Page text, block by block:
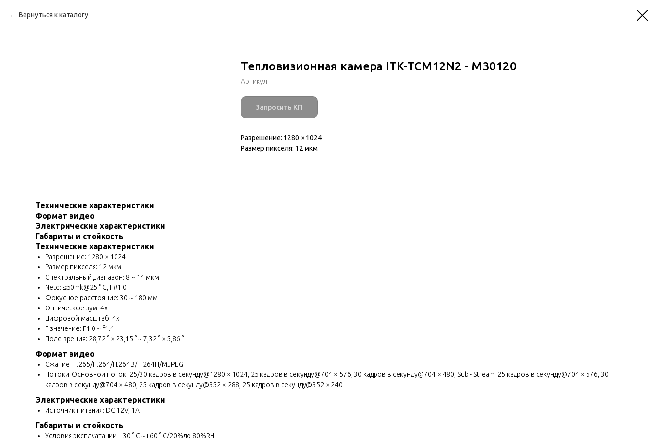
Вернуться к каталогу
Тепловизионная камера ITK-TCM12N2 - M30120
Артикул:
Запросить КП
Разрешение: 1280 × 1024
Размер пикселя: 12 мкм
Технические характеристики
Формат видео
Электрические характеристики
Габариты и стойкость
Технические характеристики
Разрешение: 1280 × 1024
Размер пикселя: 12 мкм
Спектральный диапазон: 8 ~ 14 мкм
Netd: ≤50mk@25 ° C, F#1.0
Фокусное расстояние: 30 ~ 180 мм
Оптическое зум: 4x
Цифровой масштаб: 4x
F значение: F1.0 ~ f1.4
Поле зрения: 28,72 ° × 23,15 ° ~ 7,32 ° × 5,86 °
Формат видео
Сжатие: H.265/H.264/H.264B/H.264H/MJPEG
Потоки: Основной поток: 25/30 кадров в секунду@1280 × 1024, 25 кадров в секунду@704 × 576, 30 кадров в секунду@704 × 480, Sub - Stream: 25 кадров в секунду@704 × 576, 30
кадров в секунду@704 × 480, 25 кадров в секунду@352 × 288, 25 кадров в секунду@352 × 240
Электрические характеристики
Источник питания: DC 12V, 1A
Габариты и стойкость
Условия эксплуатации: - 30 ° C ~+60 ° C/20%до 80%RH